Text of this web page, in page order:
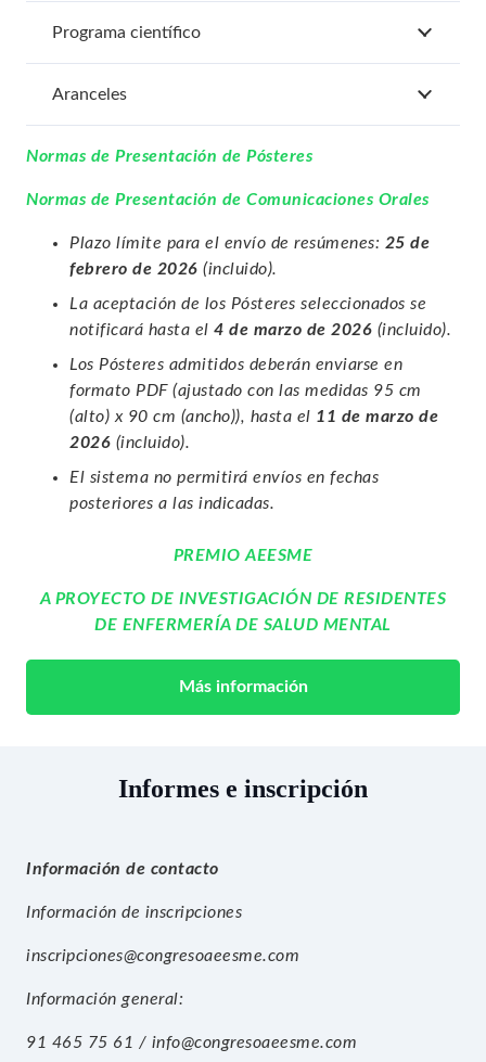
Programa científico
Aranceles
Normas de Presentación de Pósteres
Normas de Presentación de Comunicaciones Orales
Plazo límite para el envío de resúmenes: 25 de
febrero de 2026(incluido).
La aceptación de los Pósteres seleccionados se
notificará hasta el4 de marzo de 2026 (incluido).
Los Pósteres admitidos deberán enviarse en
formato PDF (ajustado con las medidas 95 cm
(alto) x 90 cm (ancho)), hasta el 11 de marzo de
2026 (incluido).
El sistema no permitirá envíos en fechas
posteriores a las indicadas.
PREMIO AEESME
A PROYECTO DE INVESTIGACIÓN DE RESIDENTES
DE ENFERMERÍA DE SALUD MENTAL
Más información
Informes e inscripción
Información de contacto
Información de inscripciones
inscripciones@congresoaeesme.com
Información general:
91 465 75 61 / info@congresoaeesme.com